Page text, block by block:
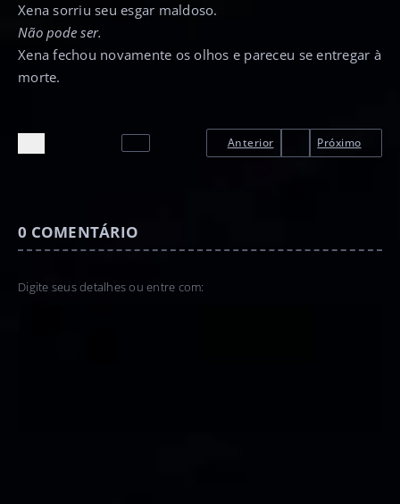
Xena sorriu seu esgar maldoso.
Não pode ser.
Xena fechou novamente os olhos e pareceu se entregar à
morte.
Anterior Próximo
0 COMENTÁRIO
Digite seus detalhes ou entre com: